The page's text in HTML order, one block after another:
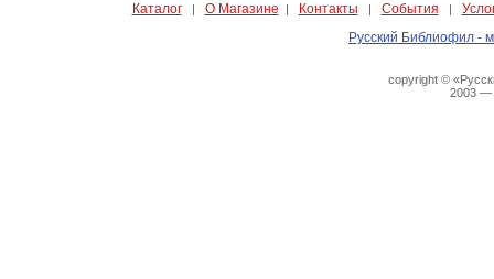
Каталог| О Магазине | Контакты | События |
Русский Библиофил -
copyright ©
2003 —